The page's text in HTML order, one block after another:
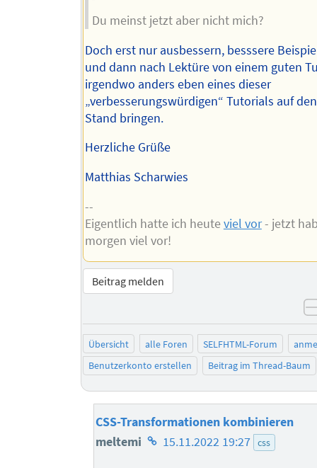
Du meinst jetzt aber nicht mich?
Doch erst nur ausbessern, besssere
und dann nach Lektüre von einem guten
irgendwo anders eben eines dieser
„verbesserungswürdigen“ Tutorials auf
Stand bringen.
Herzliche Grüße
Matthias Scharwies
--
Eigentlich hatte ich heuteviel vor- jetzt
morgen viel vor!
Beitrag melden
Übersicht alle Foren SELFHTML-Forum
Benutzerkonto erstellen
Beitrag im Thread-Baum
CSS-Transformationen kombinieren
meltemi Homepage
15.11.2022 19:27 css